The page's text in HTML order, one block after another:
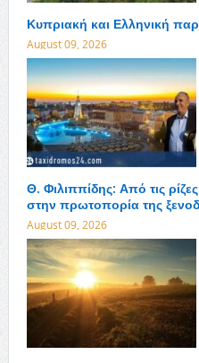
Κυπριακή και Ελληνική
August 09, 2026
Θ. Φιλιππίδης: Από τις
στην πρωτοπορία της
August 09, 2026